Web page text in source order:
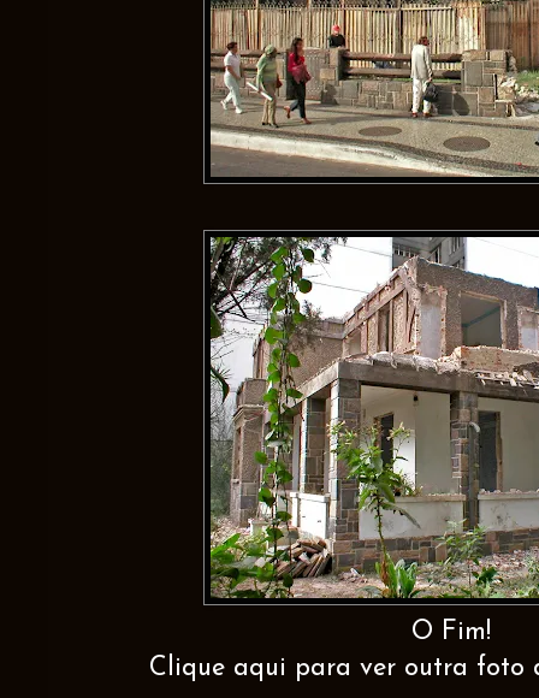
O Fim!
Clique aqui para ver outra foto